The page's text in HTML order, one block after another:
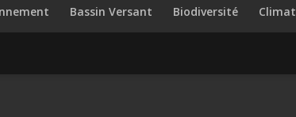
Bassin Versant Biodiversité Climat